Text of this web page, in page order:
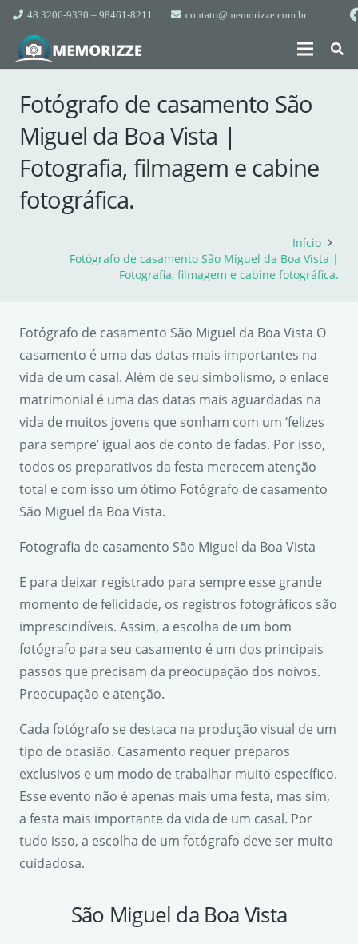
48 3206-9330 – 98461-8211 contato@memorizze.com.br
Fotógrafo de casamento São
Miguel da Boa Vista |
Fotografia, filmagem e cabine
fotográfica.
Início
Fotógrafo de casamento São Miguel da Boa Vista |
Fotografia, filmagem e cabine fotográfica.
Fotógrafo de casamento São Miguel da Boa Vista O
casamento é uma das datas mais importantes na
vida de um casal. Além de seu simbolismo, o enlace
matrimonial é uma das datas mais aguardadas na
vida de muitos jovens que sonham com um ‘felizes
para sempre’ igual aos de conto de fadas. Por isso,
todos os preparativos da festa merecem atenção
total e com isso um ótimo Fotógrafo de casamento
São Miguel da Boa Vista.
Fotografia de casamento São Miguel da Boa Vista
E para deixar registrado para sempre esse grande
momento de felicidade, os registros fotográficos são
imprescindíveis. Assim, a escolha de um bom
fotógrafo para seu casamento é um dos principais
passos que precisam da preocupação dos noivos.
Preocupação e atenção.
Cada fotógrafo se destaca na produção visual de um
tipo de ocasião. Casamento requer preparos
exclusivos e um modo de trabalhar muito específico.
Esse evento não é apenas mais uma festa, mas sim,
a festa mais importante da vida de um casal. Por
tudo isso, a escolha de um fotógrafo deve ser muito
cuidadosa.
São Miguel da Boa Vista